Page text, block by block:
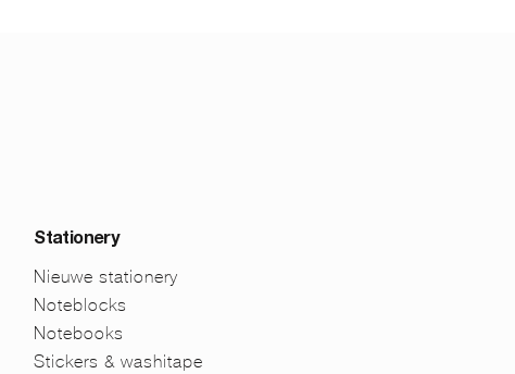
Stationery
Nieuwe stationery
Noteblocks
Notebooks
Stickers & washitape